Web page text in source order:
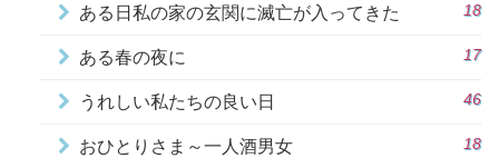
ある日私の家の玄関に滅亡が入ってきた 18
ある春の夜に 17
うれしい私たちの良い日 46
おひとりさま～一人酒男女 18